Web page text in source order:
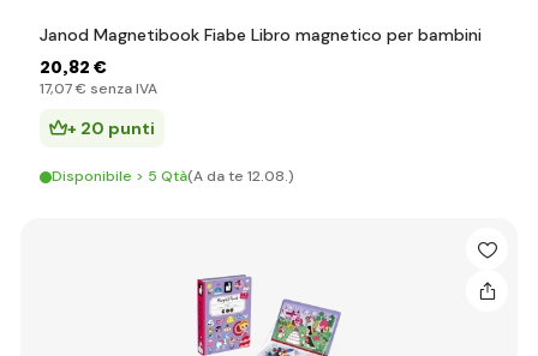
Janod Magnetibook Fiabe Libro magnetico per bambini
20,82 €
17,07 € senza IVA
+ 20 punti
Disponibile > 5 Qtà(A da te 12.08.)